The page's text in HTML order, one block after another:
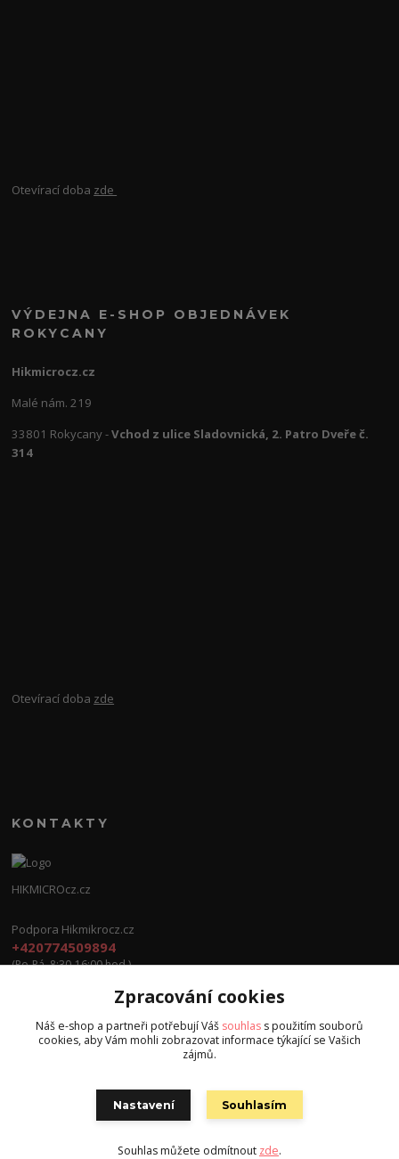
Otevírací doba zde
VÝDEJNA E-SHOP OBJEDNÁVEK
ROKYCANY
Hikmicrocz.cz
Malé nám. 219
33801 Rokycany -Vchod z ulice Sladovnická, 2. Patro Dveře č.
314
Otevírací doba zde
KONTAKTY
HIKMICROcz.cz
Podpora Hikmikrocz.cz
+420774509894
(Po-Pá, 8:30-16:00 hod.)
info@hikmicrocz.cz
Zpracování cookies
Náš e-shop a partneři potřebují Váš souhlas s použitím souborů
cookies, aby Vám mohli zobrazovat informace týkající se Vašich
zájmů.
Nastavení Souhlasím
Souhlas můžete odmítnout zde.